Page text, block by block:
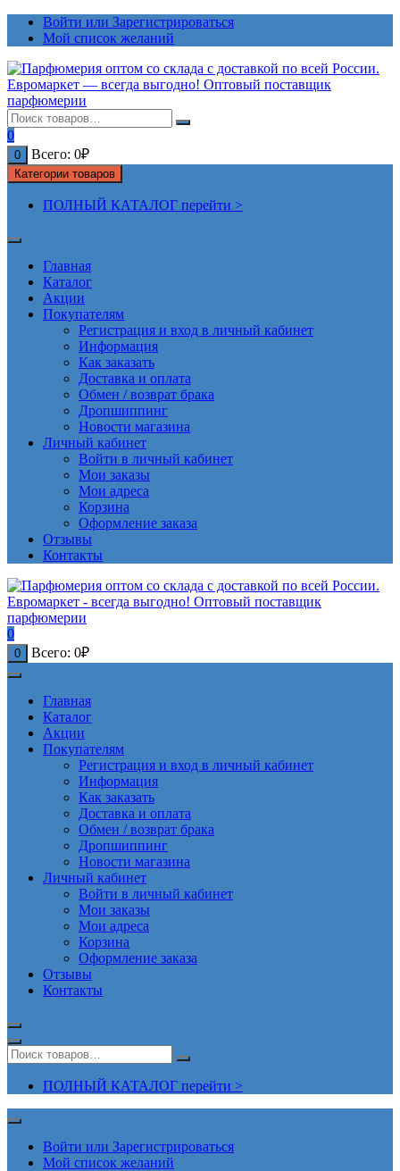
ПерейтиВойти или Зарегистрироваться
Мой список желаний
0
0 Всего: 0₽
Категории товаров
ПОЛНЫЙ КАТАЛОГ перейти >
Главная
Каталог
Акции
Покупателям
Регистрация и вход в личный кабинет
Информация
Как заказать
Доставка и оплата
Обмен / возврат брака
Дропшиппинг
Новости магазина
Личный кабинет
Войти в личный кабинет
Мои заказы
Мои адреса
Корзина
Оформление заказа
Отзывы
Контакты
0
0 Всего: 0₽
Главная
Каталог
Акции
Покупателям
Регистрация и вход в личный кабинет
Информация
Как заказать
Доставка и оплата
Обмен / возврат брака
Дропшиппинг
Новости магазина
Личный кабинет
Войти в личный кабинет
Мои заказы
Мои адреса
Корзина
Оформление заказа
Отзывы
Контакты
ПОЛНЫЙ КАТАЛОГ перейти >
Войти или Зарегистрироваться
Мой список желаний